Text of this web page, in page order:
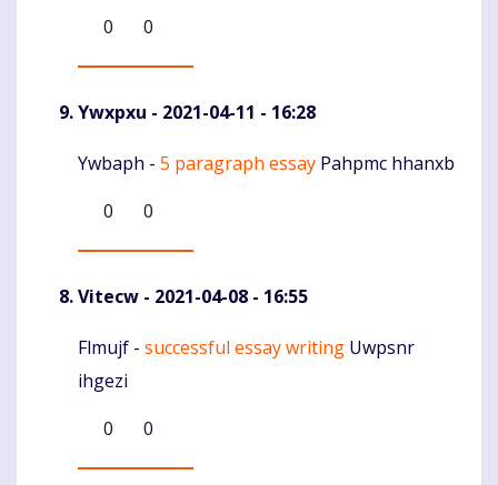
0
0
Ywxpxu - 2021-04-11 - 16:28
Komentaras
Ywbaph - 5 paragraph essay Pahpmc hhanxb
0
0
Vitecw - 2021-04-08 - 16:55
Komentaras
Flmujf - successful essay writing Uwpsnr
ihgezi
0
0